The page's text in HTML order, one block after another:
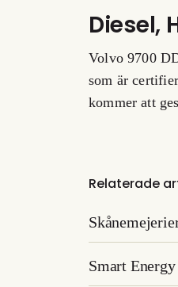
Diesel,
Volvo 9700
som är
kommer att
Relaterade
Smart